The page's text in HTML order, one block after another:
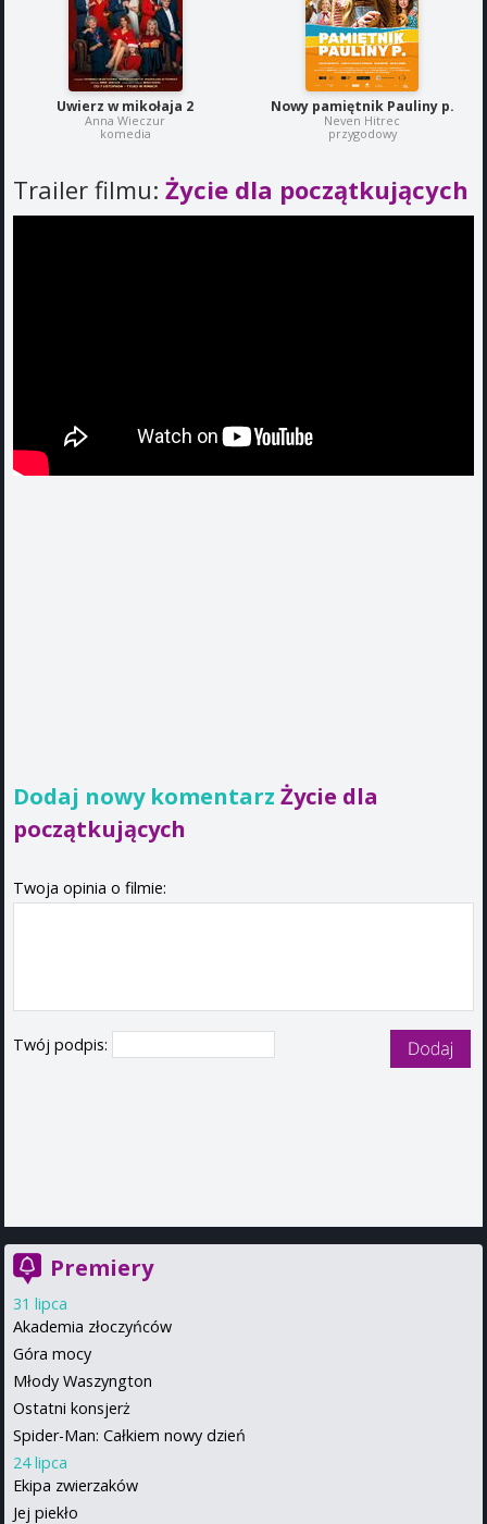
Uwierz w mikołaja 2
Anna Wieczur
komedia
Nowy pamiętnik Pauliny p.
Neven Hitrec
przygodowy
Trailer filmu: Życie dla początkujących
Dodaj nowy komentarz Życie dla
początkujących
Twoja opinia o filmie:
Twój podpis:
Premiery
31 lipca
Akademia złoczyńców
Góra mocy
Młody Waszyngton
Ostatni konsjerż
Spider-Man: Całkiem nowy dzień
24 lipca
Ekipa zwierzaków
Jej piekło